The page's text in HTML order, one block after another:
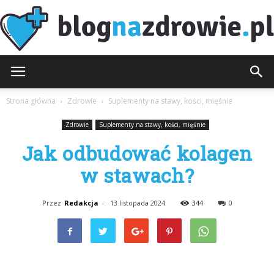
Strona główna Zdrowie Suplementy na stawy, kości, mięśnie
Zdrowie Suplementy na stawy, kości, mięśnie
Jak odbudować kolagen
w stawach?
Przez Redakcja - 13 listopada 2024 344 0